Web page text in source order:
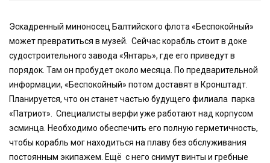
Эскадренный миноносец Балтийского флота «Беспокойный»
может превратиться в музей. Сейчас корабль стоит в доке
судостроительного завода «Янтарь», где его приведут в
порядок. Там он пробудет около месяца. По предварительной
информации, «Беспокойный» потом доставят в Кронштадт.
Планируется, что он станет частью будущего филиала парка
«Патриот». Специалисты верфи уже работают над корпусом
эсминца. Необходимо обеспечить его полную герметичность,
чтобы корабль мог находиться на плаву без обслуживания
постоянным экипажем. Ещё с него снимут винты и гребные